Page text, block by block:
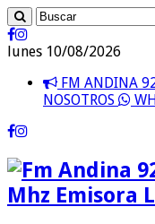
lunes 10/08/2026
FM ANDINA
NOSOTROS
Mhz Emisora